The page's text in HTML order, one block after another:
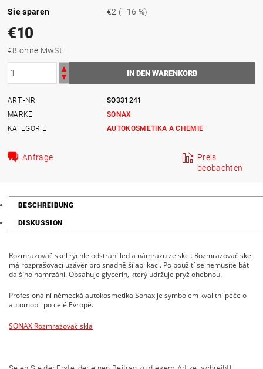
Sie sparen
€2 (–16 %)
€10
€8 ohne MwSt.
ART.-NR.
SO331241
MARKE
SONAX
KATEGORIE
AUTOKOSMETIKA A CHEMIE
Anfrage
Preis
beobachten
BESCHREIBUNG
DISKUSSION
Rozmrazovač skel rychle odstraní led a námrazu ze skel. Rozmrazovač skel
má rozprašovací uzávěr pro snadnější aplikaci. Po použití se nemusíte bát
dalšího namrzání. Obsahuje glycerin, který udržuje pryž ohebnou.
Profesionální německá autokosmetika Sonax je symbolem kvalitní péče o
automobil po celé Evropě.
SONAX Rozmrazovač skla